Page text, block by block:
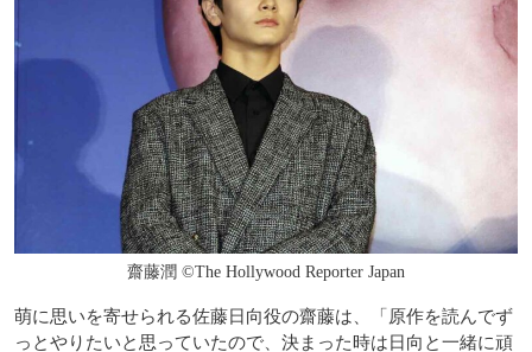
齋藤潤 ©︎The Hollywood Reporter Japan
萌に思いを寄せられる佐藤日向役の齋藤は、「原作を読んでず
っとやりたいと思っていたので、決まった時は日向と一緒に頑